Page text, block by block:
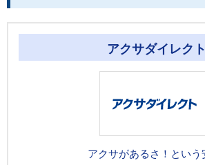
アクサダイレクト
アクサがあるさ！という